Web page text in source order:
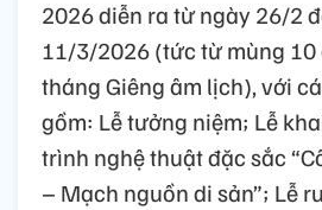
2026 diễn ra từ ngày 26/2
11/3/2026 (tức từ mùng 10
tháng Giêng âm lịch), với
gồm: Lễ tưởng niệm; Lễ
trình nghệ thuật đặc sắc
– Mạch nguồn di sản”; Lễ